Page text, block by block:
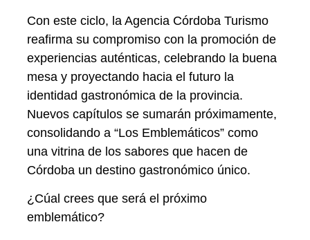
Con este ciclo, la Agencia Córdoba Turismo
reafirma su compromiso con la promoción de
experiencias auténticas, celebrando la buena
mesa y proyectando hacia el futuro la
identidad gastronómica de la provincia.
Nuevos capítulos se sumarán próximamente,
consolidando a “Los Emblemáticos” como
una vitrina de los sabores que hacen de
Córdoba un destino gastronómico único.
¿Cúal crees que será el próximo
emblemático?